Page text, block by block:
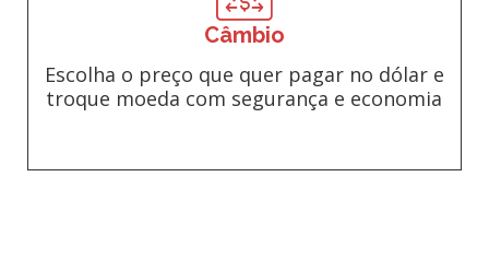
Câmbio
Escolha o preço que quer pagar no dólar e
troque moeda com segurança e economia